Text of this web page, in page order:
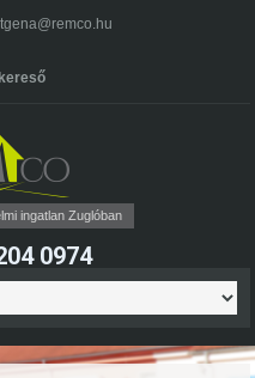
tgena@remco.hu
ingatlan Zuglóban
0974